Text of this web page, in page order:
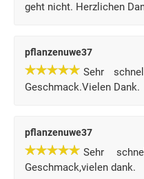
geht nicht. Herzlichen
pflanzenuwe37
Sehr
Geschmack.Vielen Dank.
pflanzenuwe37
Sehr
Geschmack,vielen dank.